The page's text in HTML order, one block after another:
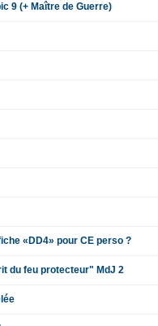
9 (+ Maître de Guerre)
«DD4» pour CE perso ?
du feu protecteur" MdJ 2